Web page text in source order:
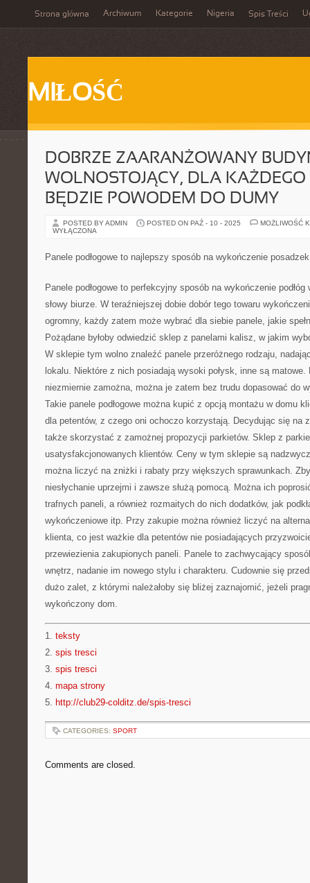
Strona główna Archiwum Kategorie Nigeria Spis Treści
MIŁOŚĆ
DOBRZE ZAARANŻOWANY
WOLNOSTOJĄCY, DLA KAŻDEGO
BĘDZIE POWODEM DO DUMY
POSTED BY ADMIN POSTED ON PAŹ - 10 - 2025
MOŻLIWOŚĆ
WYŁĄCZONA
Panele podłogowe to najlepszy sposób na wykończenie
Panele podłogowe to perfekcyjny sposób na wykończenie
słowy biurze. W teraźniejszej dobie dobór tego towaru
ogromny, każdy zatem może wybrać dla siebie panele, jakie
Pożądane byłoby odwiedzić sklep z panelami kalisz, w jakim
W sklepie tym wolno znaleźć panele przeróżnego rodzaju,
lokalu. Niektóre z nich posiadają wysoki połysk, inne są
niezmiernie zamożna, można je zatem bez trudu dopasować do
Takie panele podłogowe można kupić z opcją montażu w domu
dla petentów, z czego oni ochoczo korzystają. Decydując się na
także skorzystać z zamożnej propozycji parkietów. Sklep z
usatysfakcjonowanych klientów. Ceny w tym sklepie są
można liczyć na zniżki i rabaty przy większych sprawunkach.
niesłychanie uprzejmi i zawsze służą pomocą. Można ich
trafnych paneli, a również rozmaitych do nich dodatków, jak
wykończeniowe itp. Przy zakupie można również liczyć na
klienta, co jest ważkie dla petentów nie posiadających
przewiezienia zakupionych paneli. Panele to zachwycający
wnętrz, nadanie im nowego stylu i charakteru. Cudownie się
dużo zalet, z którymi należałoby się bliżej zaznajomić, jeżeli
wykończony dom.
1. teksty
2. spis tresci
3. spis tresci
4. mapa strony
5. http://club29-colditz.de/spis-tresci
CATEGORIES: SPORT
Comments are closed.